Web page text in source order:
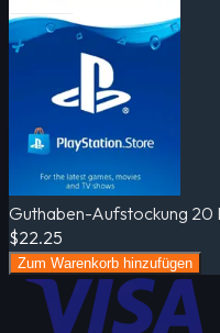
Guthaben-Aufstockung 20
$22.25
Zum Warenkorb hinzufügen